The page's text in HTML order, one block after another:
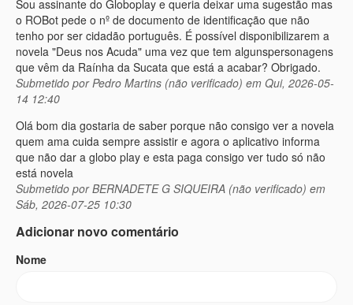
Sou assinante do Globoplay e queria deixar uma sugestão mas
o ROBot pede o nº de documento de identificação que não
tenho por ser cidadão português. É possível disponibilizarem a
novela "Deus nos Acuda" uma vez que tem algunspersonagens
que vêm da Raínha da Sucata que está a acabar? Obrigado.
Submetido porPedro Martins (não verificado) em Qui, 2026-05-
14 12:40
Olá bom dia gostaria de saber porque não consigo ver a novela
quem ama cuida sempre assistir e agora o aplicativo informa
que não dar a globo play e esta paga consigo ver tudo só não
está novela
Submetido porBERNADETE G SIQUEIRA (não verificado) em
Sáb, 2026-07-25 10:30
Adicionar novo comentário
Nome